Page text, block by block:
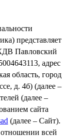
представляет
Павловский
адрес
область, город
д. 4б) (далее –
(далее –
сайта
(далее – Сайт).
всей